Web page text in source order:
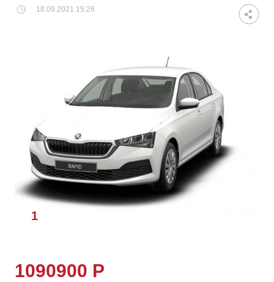
18.09.2021 15:26
1
1090900 Р